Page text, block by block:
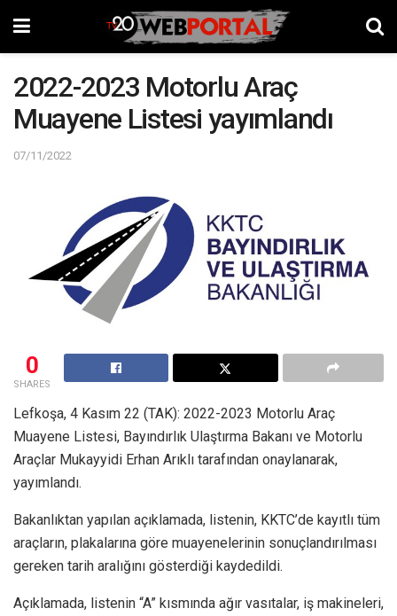
2022-2023 Motorlu Araç
Muayene Listesi yayımlandı
07/11/2022
0
SHARES
Lefkoşa, 4 Kasım 22 (TAK): 2022-2023 Motorlu Araç
Muayene Listesi, Bayındırlık Ulaştırma Bakanı ve Motorlu
Araçlar Mukayyidi Erhan Arıklı tarafından onaylanarak,
yayımlandı.
Bakanlıktan yapılan açıklamada, listenin, KKTC’de kayıtlı tüm
araçların, plakalarına göre muayenelerinin sonuçlandırılması
gereken tarih aralığını gösterdiği kaydedildi.
Açıklamada, listenin “A” kısmında ağır vasıtalar, iş makineleri,